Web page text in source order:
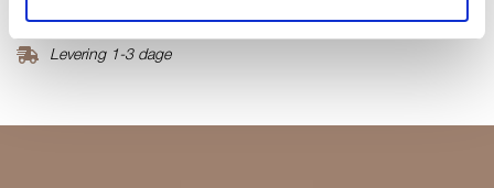
Levering 1-3 dage